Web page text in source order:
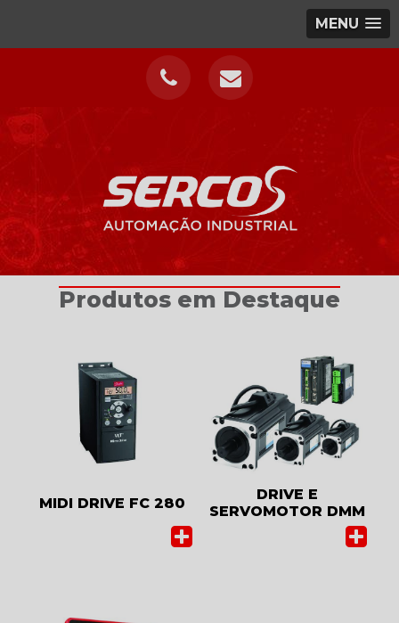
MENU
Produtos em Destaque
MIDI DRIVE FC 280
DRIVE E
SERVOMOTOR DMM